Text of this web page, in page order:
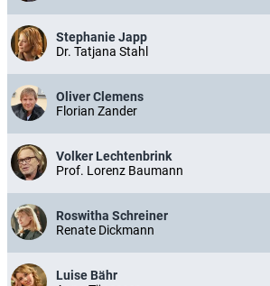
Stephanie Japp
Dr. Tatjana Stahl
Oliver Clemens
Florian Zander
Volker Lechtenbrink
Prof. Lorenz Baumann
Roswitha Schreiner
Renate Dickmann
Luise Bähr